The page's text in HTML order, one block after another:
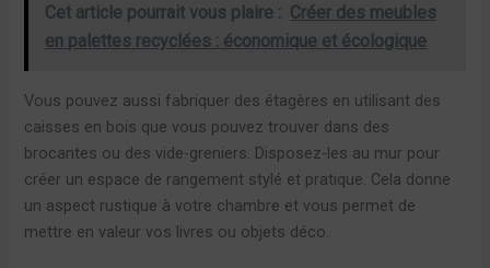
Cet article pourrait vous plaire : Créer des meubles
en palettes recyclées : économique et écologique
Vous pouvez aussi fabriquer des étagères en utilisant des
caisses en bois que vous pouvez trouver dans des
brocantes ou des vide-greniers. Disposez-les au mur pour
créer un espace de rangement stylé et pratique. Cela donne
un aspect rustique à votre chambre et vous permet de
mettre en valeur vos livres ou objets déco.